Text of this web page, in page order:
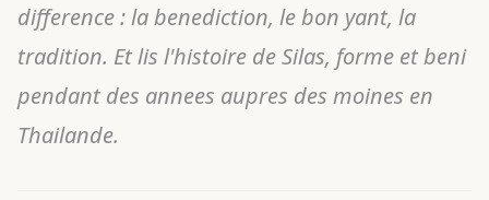
difference : la benediction, le bon yant, la
tradition. Et lis l'histoire de Silas, forme et beni
pendant des annees aupres des moines en
Thailande.